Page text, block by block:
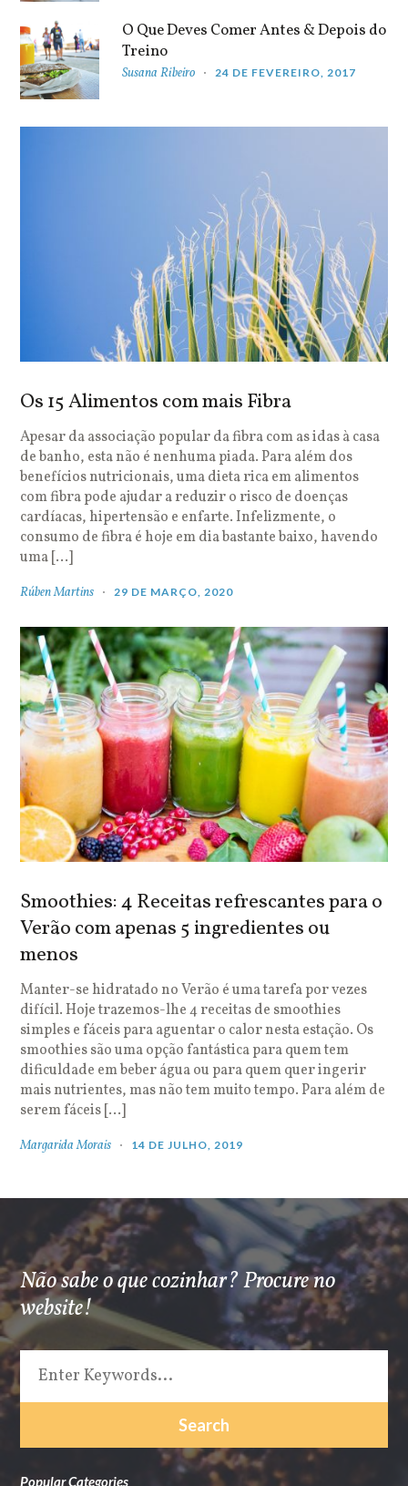
O Que Deves Comer Antes & Depois do
Treino
Susana Ribeiro 24 DE FEVEREIRO, 2017
Os 15 Alimentos com mais Fibra
Apesar da associação popular da fibra com as idas à casa
de banho, esta não é nenhuma piada. Para além dos
benefícios nutricionais, uma dieta rica em alimentos
com fibra pode ajudar a reduzir o risco de doenças
cardíacas, hipertensão e enfarte. Infelizmente, o
consumo de fibra é hoje em dia bastante baixo, havendo
uma […]
Rúben Martins 29 DE MARÇO, 2020
Smoothies: 4 Receitas refrescantes para o
Verão com apenas 5 ingredientes ou
menos
Manter-se hidratado no Verão é uma tarefa por vezes
difícil. Hoje trazemos-lhe 4 receitas de smoothies
simples e fáceis para aguentar o calor nesta estação. Os
smoothies são uma opção fantástica para quem tem
dificuldade em beber água ou para quem quer ingerir
mais nutrientes, mas não tem muito tempo. Para além de
serem fáceis […]
Margarida Morais 14 DE JULHO, 2019
Não sabe o que cozinhar? Procure no
website!
Popular Categories